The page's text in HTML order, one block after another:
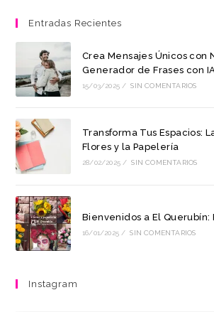
Entradas Recientes
Crea Mensajes Únicos con
Generador de Frases con IA
15/03/2025 / SIN COMENTARIOS
Transforma Tus Espacios:
Flores y la Papelería
28/02/2025 / SIN COMENTARIOS
Bienvenidos a El Querubín:
16/01/2025 / SIN COMENTARIOS
Instagram